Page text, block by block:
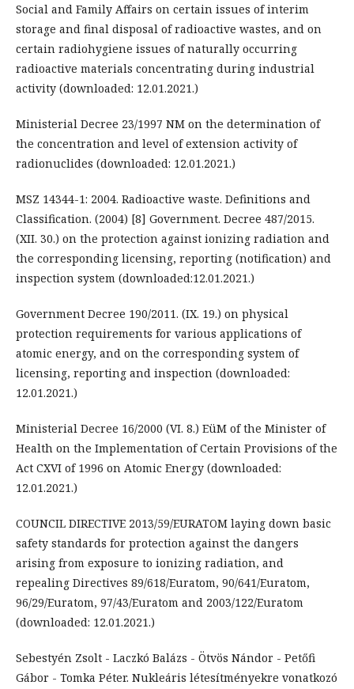
Social and Family Affairs on certain issues of interim
storage and final disposal of radioactive wastes, and on
certain radiohygiene issues of naturally occurring
radioactive materials concentrating during industrial
activity (downloaded: 12.01.2021.)
Ministerial Decree 23/1997 NM on the determination of
the concentration and level of extension activity of
radionuclides (downloaded: 12.01.2021.)
MSZ 14344-1: 2004. Radioactive waste. Definitions and
Classification. (2004) [8] Government. Decree 487/2015.
(XII. 30.) on the protection against ionizing radiation and
the corresponding licensing, reporting (notification) and
inspection system (downloaded:12.01.2021.)
Government Decree 190/2011. (IX. 19.) on physical
protection requirements for various applications of
atomic energy, and on the corresponding system of
licensing, reporting and inspection (downloaded:
12.01.2021.)
Ministerial Decree 16/2000 (VI. 8.) EüM of the Minister of
Health on the Implementation of Certain Provisions of the
Act CXVI of 1996 on Atomic Energy (downloaded:
12.01.2021.)
COUNCIL DIRECTIVE 2013/59/EURATOM laying down basic
safety standards for protection against the dangers
arising from exposure to ionizing radiation, and
repealing Directives 89/618/Euratom, 90/641/Euratom,
96/29/Euratom, 97/43/Euratom and 2003/122/Euratom
(downloaded: 12.01.2021.)
Sebestyén Zsolt - Laczkó Balázs - Ötvös Nándor - Petőfi
Gábor - Tomka Péter. Nukleáris létesítményekre vonatkozó